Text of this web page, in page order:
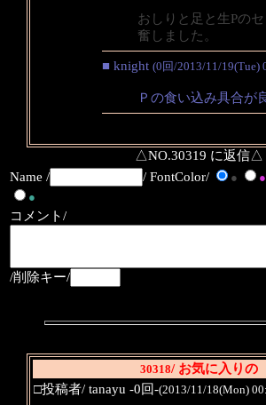
おしりと足と生Pの
奮しました。
■ knight (0回/2013/11/19(Tue)
Ｐの食い込み具合が
△NO.30319 に返信△
Name /
/ FontColor/ ● ●
●
コメント/
/削除キー/
30318/ お気に入りの
□投稿者/ tanayu -0回-(2013/11/18(Mon)